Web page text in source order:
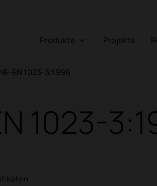
Produkte Projekte
EN 1023-3:1996
1023-